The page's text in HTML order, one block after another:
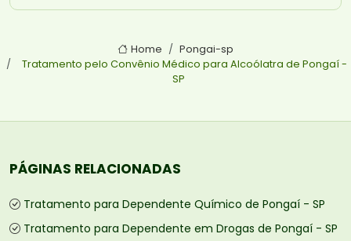
Home
Pongai-sp
Tratamento pelo Convênio Médico para Alcoólatra de Pongaí -
SP
PÁGINAS RELACIONADAS
Tratamento para Dependente Químico de Pongaí - SP
Tratamento para Dependente em Drogas de Pongaí - SP